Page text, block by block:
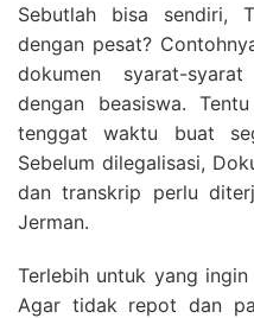
Sebutlah bisa sendiri,
dengan pesat?
dokumen syarat-
dengan beasiswa.
tenggat waktu buat
Sebelum dilegalisasi,
dan transkrip perlu
Jerman.
Terlebih untuk yang
Agar tidak repot dan